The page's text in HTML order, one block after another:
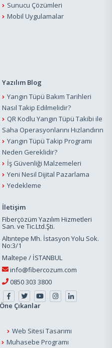
Sunucu Çözümleri
Mobil Uygulamalar
Yazılım Blog
Yangın Tüpü Bakım Tarihleri
Nasıl Takip Edilmelidir?
QR Kodlu Yangın Tüpü Takibi ile
Saha Operasyonlarını Hızlandırın
Yangın Tüpü Takip Programı
Neden Gereklidir?
İş Güvenliği Malzemeleri
Yeni Nesil Dijital Pazarlama
Yedekleme
İletişim
Fiberçözüm Yazılım Hizmetleri
San. ve Tic.Ltd.Şti.
Altıntepe Mh. İstasyon Yolu Sok.
No:3/1
Maltepe / İSTANBUL
info@fibercozum.com
0850 303 3800
Öne Çıkanlar
Web Sitesi Tasarımı
Muhasebe Programı